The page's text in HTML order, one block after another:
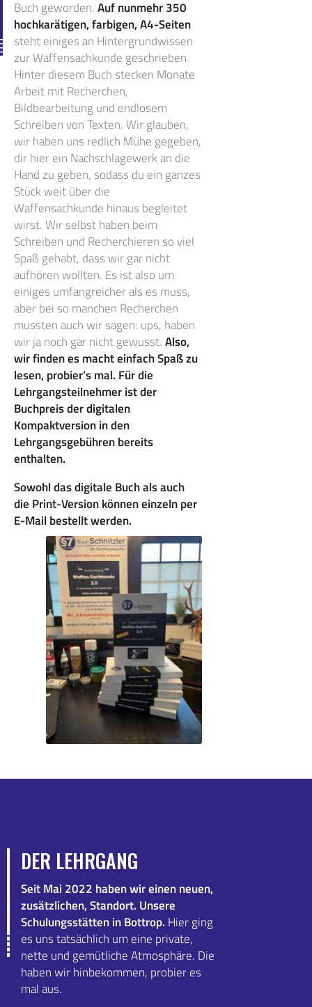
Buch geworden.Auf nunmehr 350
hochkarätigen, farbigen, A4-Seiten
steht einiges an Hintergrundwissen
zur Waffensachkunde geschrieben.
Hinter diesem Buch stecken Monate
Arbeit mit Recherchen,
Bildbearbeitung und endlosem
Schreiben von Texten. Wir glauben,
wir haben uns redlich Mühe gegeben,
dir hier ein Nachschlagewerk an die
Hand zu geben, sodass du ein ganzes
Stück weit über die
Waffensachkunde hinaus begleitet
wirst. Wir selbst haben beim
Schreiben und Recherchieren so viel
Spaß gehabt, dass wir gar nicht
aufhören wollten. Es ist also um
einiges umfangreicher als es muss,
aber bei so manchen Recherchen
mussten auch wir sagen: ups, haben
wir ja noch gar nicht gewusst.Also,
wir finden es macht einfach Spaß zu
lesen, probier’s mal. Für die
Lehrgangsteilnehmer ist der
Buchpreis der digitalen
Kompaktversion in den
Lehrgangsgebühren bereits
enthalten.
Sowohl das digitale Buch als auch
die Print-Version können einzeln per
E-Mail bestellt werden.
DER LEHRGANG
Seit Mai 2022 haben wir einen neuen,
zusätzlichen, Standort. Unsere
Schulungsstätten in Bottrop. Hier ging
es uns tatsächlich um eine private,
nette und gemütliche Atmosphäre. Die
haben wir hinbekommen, probier es
mal aus.